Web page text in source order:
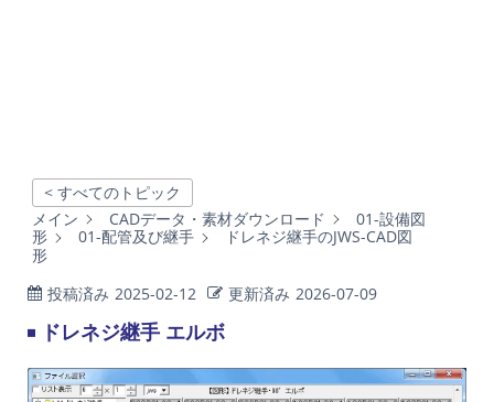
< すべてのトピック
メイン
CADデータ・素材ダウンロード
01-設備図
形
01-配管及び継手
ドレネジ継手のJWS-CAD図
形
投稿済み 2025-02-12 更新済み 2026-07-09
ドレネジ継手 エルボ